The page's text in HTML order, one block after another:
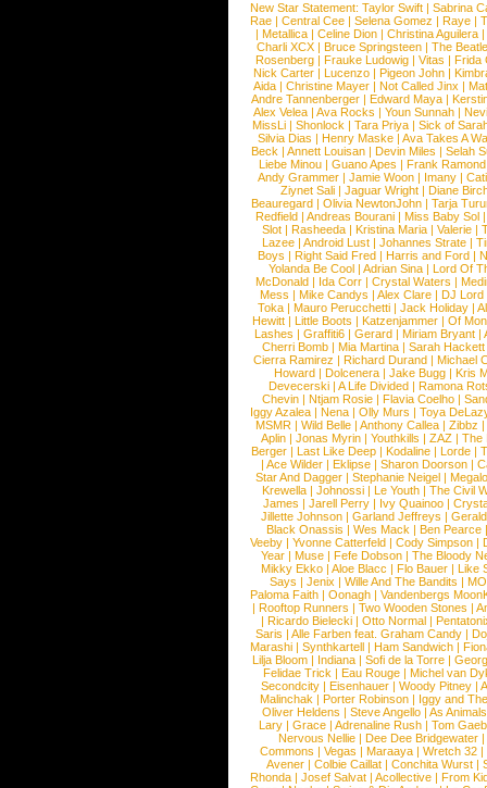
New Star Statement: Taylor Swift | Sabrina
Rae |Central Cee |Selena Gomez |Raye |
| Metallica | Celine Dion | Christina Aguilera |
Charli XCX |Bruce Springsteen |The
Rosenberg | Frauke Ludowig | Vitas | Frida
Nick Carter | Lucenzo | Pigeon John |
Aida |Christine Mayer |Not Called Jinx |
Andre Tannenberger | Edward Maya |
Alex Velea | Ava Rocks | Youn Sunnah |
MissLi | Shonlock | Tara Priya | Sick of
Silvia Dias |Henry Maske |Ava Takes A
Beck |Annett Louisan |Devin Miles |Selah
Liebe Minou |Guano Apes |Frank Ramond
Andy Grammer |Jamie Woon | Imany |
Ziynet Sali |Jaguar Wright |Diane
Beauregard |Olivia NewtonJohn |Tarja
Redfield | Andreas Bourani | Miss Baby Sol
Slot | Rasheeda | Kristina Maria | Valerie |
Lazee | Android Lust | Johannes Strate |
Boys | Right Said Fred | Harris and Ford |
Yolanda Be Cool |Adrian Sina |Lord Of
McDonald | Ida Corr |Crystal Waters |
Mess | Mike Candys | Alex Clare | DJ Lord
Toka | Mauro Perucchetti | Jack Holiday |
Hewitt |Little Boots |Katzenjammer |Of
Lashes |Graffiti6 |Gerard |Miriam Bryant |
Cherri Bomb | Mia Martina | Sarah Hackett
Cierra Ramirez | Richard Durand | Michael
Howard |Dolcenera |Jake Bugg |Kris
Devecerski |A Life Divided |Ramona
Chevin |Ntjam Rosie |Flavia Coelho |
Iggy Azalea | Nena | Olly Murs | Toya
MSMR |Wild Belle |Anthony Callea |Zibbz
Aplin | Jonas Myrin | Youthkills | ZAZ | The
Berger |Last Like Deep |Kodaline |Lorde |
|Ace Wilder |Eklipse |Sharon Doorson |
Star And Dagger | Stephanie Neigel |
Krewella | Johnossi | Le Youth | The Civil
James | Jarell Perry | Ivy Quainoo |
Jillette Johnson | Garland Jeffreys |
Black Onassis | Wes Mack | Ben Pearce
Veeby | Yvonne Catterfeld | Cody Simpson |
Year |Muse |Fefe Dobson |The Bloody
Mikky Ekko | Aloe Blacc | Flo Bauer | Like
Says | Jenix | Wille And The Bandits | MO
Paloma Faith |Oonagh |Vandenbergs
|Rooftop Runners |Two Wooden Stones |
| Ricardo Bielecki | Otto Normal |
Saris | Alle Farben feat. Graham Candy |
Marashi | Synthkartell | Ham Sandwich |
Lilja Bloom | Indiana | Sofi de la Torre |
Felidae Trick | Eau Rouge | Michel van
Secondcity |Eisenhauer |Woody Pitney |
Malinchak |Porter Robinson | Iggy and
Oliver Heldens |Steve Angello |As Animals
Lary | Grace | Adrenaline Rush | Tom
Nervous Nellie | Dee Dee Bridgewater |
Commons |Vegas |Maraaya |Wretch 32 |
Avener | Colbie Caillat | Conchita Wurst |
Rhonda | Josef Salvat | Acollective | From